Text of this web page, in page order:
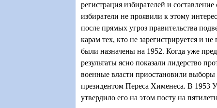
регистрация избирателей и
избиратели не проявили к этому
после прямых угроз правительства
карам тех, кто не зарегистрируется и
были назначены на 1952. Когда уже
результаты ясно показали лидерство
военные власти приостановили выборы
президентом Переса Хименеса. В 1953
утвердило его на этом посту на